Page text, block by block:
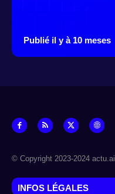
Publié il y à 10 meses
© Copyright 2023-2024 actu.ai
INFOS LÉGALES